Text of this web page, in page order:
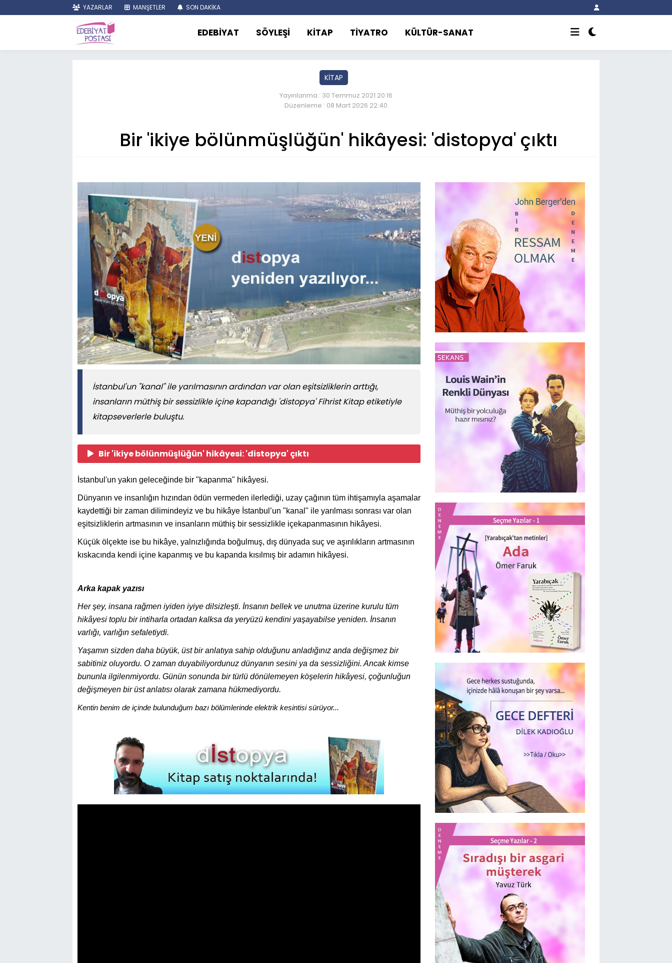
YAZARLAR MANŞETLER SON DAKİKA
EDEBİYAT SÖYLEŞİ KİTAP TİYATRO KÜLTÜR-SANAT
KİTAP
Yayınlanma : 30 Temmuz 2021 20:16
Düzenleme : 08 Mart 2026 22:40
Bir 'ikiye bölünmüşlüğün' hikâyesi: 'distopya' çıktı
İstanbul'un "kanal" ile yarılmasının ardından var olan eşitsizliklerin arttığı,
insanların müthiş bir sessizlikle içine kapandığı 'distopya' Fihrist Kitap etiketiyle
kitapseverlerle buluştu.
Bir 'ikiye bölünmüşlüğün' hikâyesi: 'distopya' çıktı
İstanbul'un yakın geleceğinde bir "kapanma" hikâyesi.
Dünyanın ve insanlığın hızından ödün vermeden ilerlediği, uzay çağının tüm ihtişamıyla aşamalar
kaydettiği bir zaman dilimindeyiz ve bu hikâye İstanbul’un "kanal" ile yarılması sonrası var olan
eşitsizliklerin artmasının ve insanların müthiş bir sessizlikle içekapanmasının hikâyesi.
Küçük ölçekte ise bu hikâye, yalnızlığında boğulmuş, dış dünyada suç ve aşırılıkların artmasının
kıskacında kendi içine kapanmış ve bu kapanda kısılmış bir adamın hikâyesi.
Arka kapak yazısı
Her şey, insana rağmen iyiden iyiye dilsizleşti. İnsanın bellek ve unutma üzerine kurulu tüm
hikâyesi toplu bir intiharla ortadan kalksa da yeryüzü kendini yaşayabilse yeniden. İnsanın
varlığı, varlığın sefaletiydi.
Yaşamın sizden daha büyük, üst bir anlatıya sahip olduğunu anladığınız anda değişmez bir
sabitiniz oluyordu. O zaman duyabiliyordunuz dünyanın sesini ya da sessizliğini. Ancak kimse
bununla ilgilenmiyordu. Günün sonunda bir türlü dönülemeyen köşelerin hikâyesi, çoğunluğun
değişmeyen bir üst anlatısı olarak zamana hükmediyordu.
Kentin benim de içinde bulunduğum bazı bölümlerinde elektrik kesintisi sürüyor...